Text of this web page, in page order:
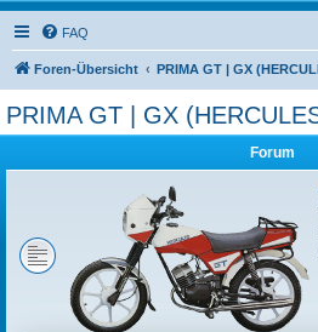
FAQ
Foren-Übersicht PRIMA GT | GX
PRIMA GT | GX
Forum